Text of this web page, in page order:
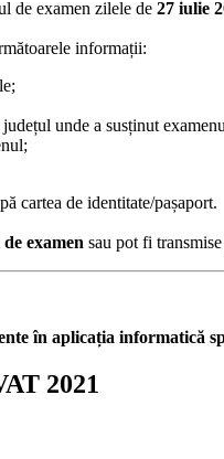
de examen zilele de 27 iulie
informații:
unde a susținut
cartea de identitate/pașaport.
examen sau pot fi
în aplicația informatică
2021